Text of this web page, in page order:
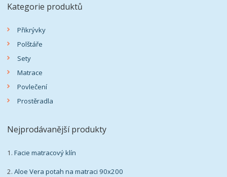
Kategorie produktů
Přikrývky
Polštáře
Sety
Matrace
Povlečení
Prostěradla
Nejprodávanější produkty
1.Facie matracový klín
2.Aloe Vera potah na matraci 90x200